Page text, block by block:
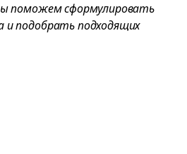
поможем сформулировать
и подобрать подходящих